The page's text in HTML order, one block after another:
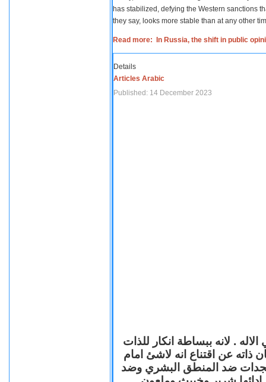
has stabilized, defying the Western sanctions
they say, looks more stable than at any other
Read more: In Russia, the shift in public
Details
Articles Arabic
Published: 14 December 2023
. لانه ببساطة انكار للذات
ذاته عن اقتناع انه لاشئ امام
ضد المنطق البشري وضد